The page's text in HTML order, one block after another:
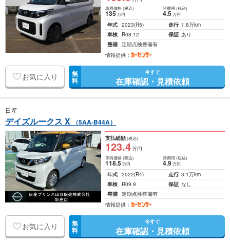
車両価格(税込)
135万円
諸費用 (税込)
4.5 万円
年式 2023(R5) 走行 1.8万km
車検
R08.12 保証 あり
整備 定期点検整備有
情報提供：
お気に入り 無
料
今すぐ
在庫確認・見積依頼
日産
デイズルークス X （5AA-B44A）
支払総額(税込)
123.4万円
車両価格(税込)
118.5万円
諸費用 (税込)
4.9 万円
年式 2022(R4) 走行 3.1万km
車検
R09.9 保証 なし
整備 定期点検整備有
情報提供：
お気に入り 無
料
今すぐ
在庫確認・見積依頼